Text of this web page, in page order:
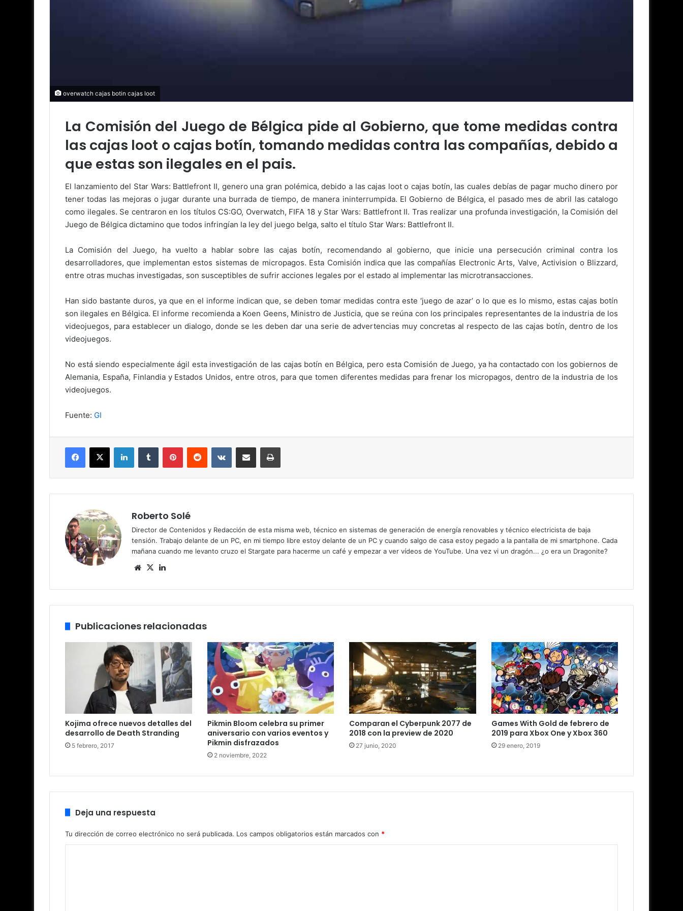
overwatch cajas botin cajas loot
La Comisión del Juego de Bélgica pide al Gobierno, que tome medidas contra
las cajas loot o cajas botín, tomando medidas contra las compañías, debido a
que estas son ilegales en el pais.
El lanzamiento del Star Wars: Battlefront II, genero una gran polémica, debido a las cajas loot o cajas botín, las cuales debías de pagar mucho dinero por
tener todas las mejoras o jugar durante una burrada de tiempo, de manera ininterrumpida. El Gobierno de Bélgica, el pasado mes de abril las catalogo
como ilegales. Se centraron en los títulos CS:GO, Overwatch, FIFA 18 y Star Wars: Battlefront II. Tras realizar una profunda investigación, la Comisión del
Juego de Bélgica dictamino que todos infringían la ley del juego belga, salto el título Star Wars: Battlefront II.
La Comisión del Juego, ha vuelto a hablar sobre las cajas botín, recomendando al gobierno, que inicie una persecución criminal contra los
desarrolladores, que implementan estos sistemas de micropagos. Esta Comisión indica que las compañías Electronic Arts, Valve, Activision o Blizzard,
entre otras muchas investigadas, son susceptibles de sufrir acciones legales por el estado al implementar las microtransacciones.
Han sido bastante duros, ya que en el informe indican que, se deben tomar medidas contra este ‘juego de azar’ o lo que es lo mismo, estas cajas botín
son ilegales en Bélgica. El informe recomienda a Koen Geens, Ministro de Justicia, que se reúna con los principales representantes de la industria de los
videojuegos, para establecer un dialogo, donde se les deben dar una serie de advertencias muy concretas al respecto de las cajas botín, dentro de los
videojuegos.
No está siendo especialmente ágil esta investigación de las cajas botín en Bélgica, pero esta Comisión de Juego, ya ha contactado con los gobiernos de
Alemania, España, Finlandia y Estados Unidos, entre otros, para que tomen diferentes medidas para frenar los micropagos, dentro de la industria de los
videojuegos.
Fuente: GI
Roberto Solé
Director de Contenidos y Redacción de esta misma web, técnico en sistemas de generación de energía renovables y técnico electricista de baja
tensión. Trabajo delante de un PC, en mi tiempo libre estoy delante de un PC y cuando salgo de casa estoy pegado a la pantalla de mi smartphone. Cada
mañana cuando me levanto cruzo el Stargate para hacerme un café y empezar a ver vídeos de YouTube. Una vez vi un dragón... ¿o era un Dragonite?
Siti
we
b
X
dIn
Publicaciones relacionadas
Kojima ofrece nuevos detalles del
desarrollo de Death Stranding
5 febrero, 2017
Pikmin Bloom celebra su primer
aniversario con varios eventos y
Pikmin disfrazados
2 noviembre, 2022
Comparan el Cyberpunk 2077 de
2018 con la preview de 2020
27 junio, 2020
Games With Gold de febrero de
2019 para Xbox One y Xbox 360
29 enero, 2019
Deja una respuesta
Tu dirección de correo electrónico no será publicada. Los campos obligatorios están marcados con *